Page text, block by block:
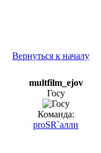
Вернуться к началу
multfilm_ejov
Госу
Команда:
proSR`алли